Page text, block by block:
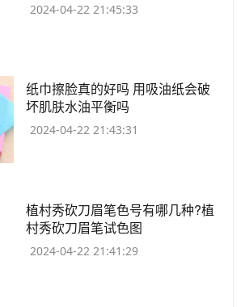
2024-04-22 21:45:33
​纸巾擦脸真的好吗 用吸油纸会破
坏肌肤水油平衡吗
2024-04-22 21:43:31
​植村秀砍刀眉笔色号有哪几种?植
村秀砍刀眉笔试色图
2024-04-22 21:41:29